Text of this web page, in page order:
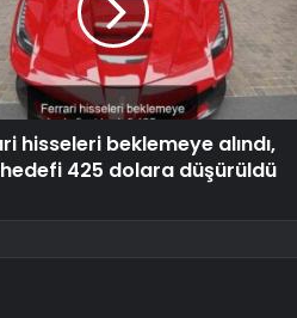
hisseleri beklemeye alındı,
425 dolara düşürüldü